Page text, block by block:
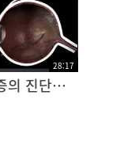
28:17
당뇨망막병증의 진단과 치료